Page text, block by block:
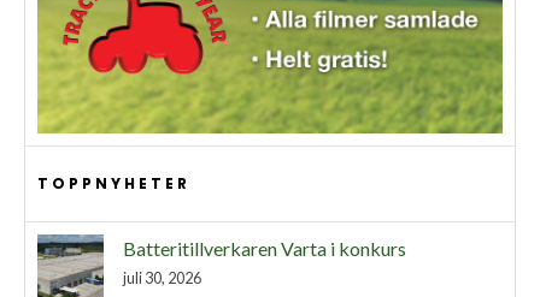
TOPPNYHETER
Batteritillverkaren Varta i konkurs
juli 30, 2026